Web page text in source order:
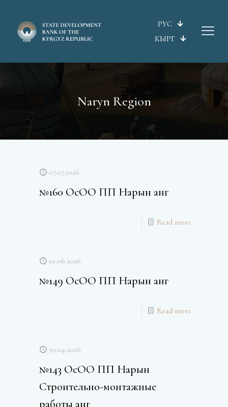
РУС
КЫРГ
Naryn Region
07.07.2026
№160 ОсОО ПП Нарын анг
Read more
10.06.2026
№149 ОсОО ПП Нарын анг
Read more
30.04.2026
№143 ОсОО ПП Нарын
Строительно-монтажные
работы анг